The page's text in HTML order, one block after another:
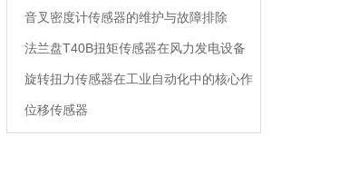
音叉密度计传感器的维护与故障排除
法兰盘T40B扭矩传感器在风力发电设备
中的作用
旋转扭力传感器在工业自动化中的核心作
位移传感器